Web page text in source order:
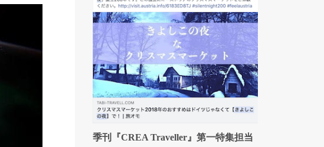
季刊『CREA Traveller』第一特集担当